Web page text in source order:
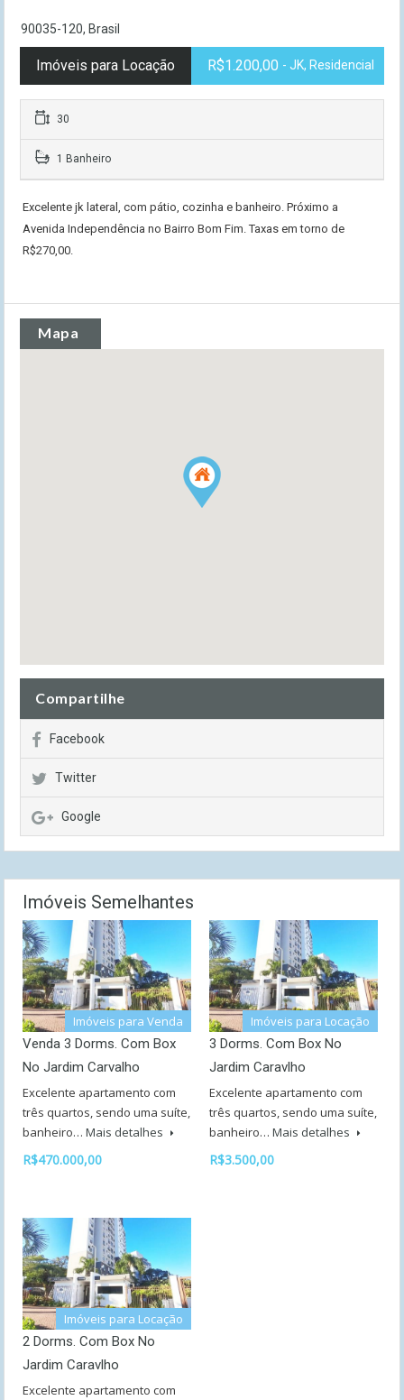
90035-120, Brasil
Imóveis para Locação R$1.200,00 - JK, Residencial
30
1 Banheiro
Excelente jk lateral, com pátio, cozinha e banheiro. Próximo a
Avenida Independência no Bairro Bom Fim. Taxas em torno de
R$270,00.
Mapa
Compartilhe
Facebook
Twitter
Google
Imóveis Semelhantes
Imóveis para Venda
Venda 3 Dorms. Com Box
No Jardim Carvalho
Excelente apartamento com
três quartos, sendo uma suíte,
banheiro… Mais detalhes
R$470.000,00
Imóveis para Locação
3 Dorms. Com Box No
Jardim Caravlho
Excelente apartamento com
três quartos, sendo uma suíte,
banheiro… Mais detalhes
R$3.500,00
Imóveis para Locação
2 Dorms. Com Box No
Jardim Caravlho
Excelente apartamento com